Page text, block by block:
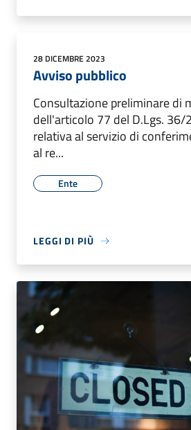
28 DICEMBRE 2023
Avviso pubblico
Consultazione preliminare di
dell'articolo 77 del D.Lgs. 36/
relativa al servizio di
al re...
Ente
LEGGI DI PIÙ